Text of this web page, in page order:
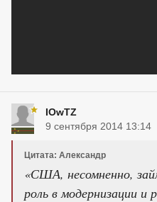
IOwTZ
9 сентября 2014 13:14
Цитата: Алексaндр
«США, несомненно,
роль в модернизации и